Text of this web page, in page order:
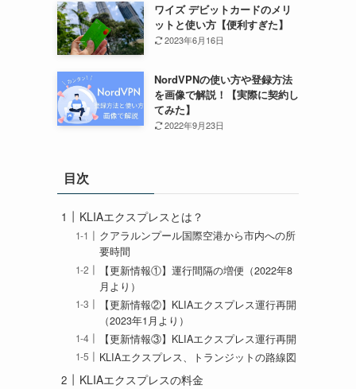
ワイズ デビットカードのメリ
ットと使い方【便利すぎた】
2023年6月16日
NordVPNの使い方や登録方法
を画像で解説！【実際に契約し
てみた】
2022年9月23日
目次
KLIAエクスプレスとは？
クアラルンプール国際空港から市内への所
要時間
【更新情報①】運行間隔の増便（2022年8
月より）
【更新情報②】KLIAエクスプレス運行再開
（2023年1月より）
【更新情報③】KLIAエクスプレス運行再開
KLIAエクスプレス、トランジットの路線図
KLIAエクスプレスの料金